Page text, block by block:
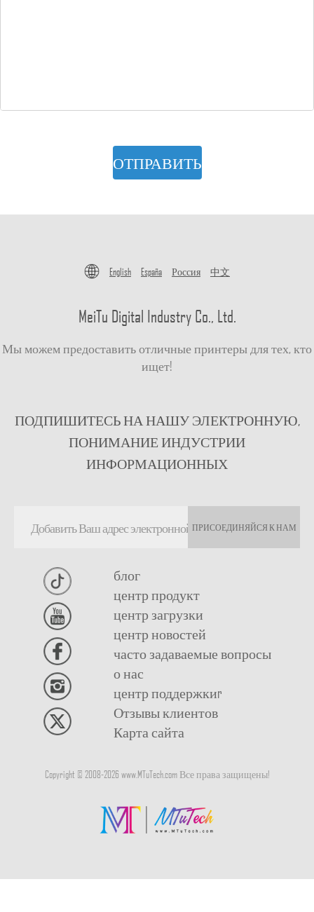
ОТПРАВИТЬ
English España Россия 中文
MeiTu Digital Industry Co., Ltd.
Мы можем предоставить отличные принтеры для тех, кто
ищет!
ПОДПИШИТЕСЬ НА НАШУ ЭЛЕКТРОННУЮ,
ПОНИМАНИЕ ИНДУСТРИИ
ИНФОРМАЦИОННЫХ
ПРИСОЕДИНЯЙСЯ К НАМ
блог
центр продукт
центр загрузки
центр новостей
часто задаваемые вопросы
о нас
центр поддержкиr
Отзывы клиентов
Карта сайта
Copyright © 2008-2026 www.MTuTech.com Все права защищены!